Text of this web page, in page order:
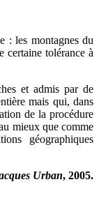
: les montagnes du
certaine tolérance à
et admis par de
mais qui, dans
de la procédure
mieux que comme
géographiques
Urban, 2005.